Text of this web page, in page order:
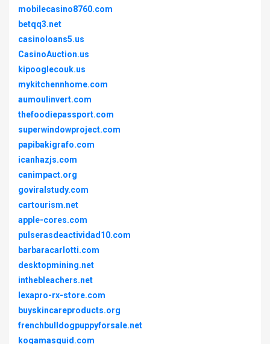
mobilecasino8760.com
betqq3.net
casinoloans5.us
CasinoAuction.us
kipooglecouk.us
mykitchennhome.com
aumoulinvert.com
thefoodiepassport.com
superwindowproject.com
papibakigrafo.com
icanhazjs.com
canimpact.org
goviralstudy.com
cartourism.net
apple-cores.com
pulserasdeactividad10.com
barbaracarlotti.com
desktopmining.net
inthebleachers.net
lexapro-rx-store.com
buyskincareproducts.org
frenchbulldogpuppyforsale.net
kogamasquid.com